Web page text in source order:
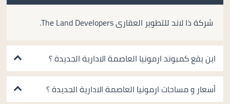
شركة ذا لاند للتطوير العقارى The Land Developers.
اين يقع كمبوند ارمونيا العاصمة الادارية الجديدة ؟
أسعار و مساحات ارمونيا العاصمة الادارية الجديدة ؟